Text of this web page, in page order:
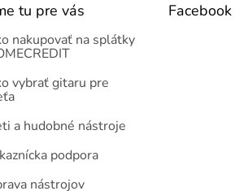
tu pre vás
nakupovať na splátky
vybrať gitaru pre
a hudobné nástroje
podpora
nástrojov
Facebook